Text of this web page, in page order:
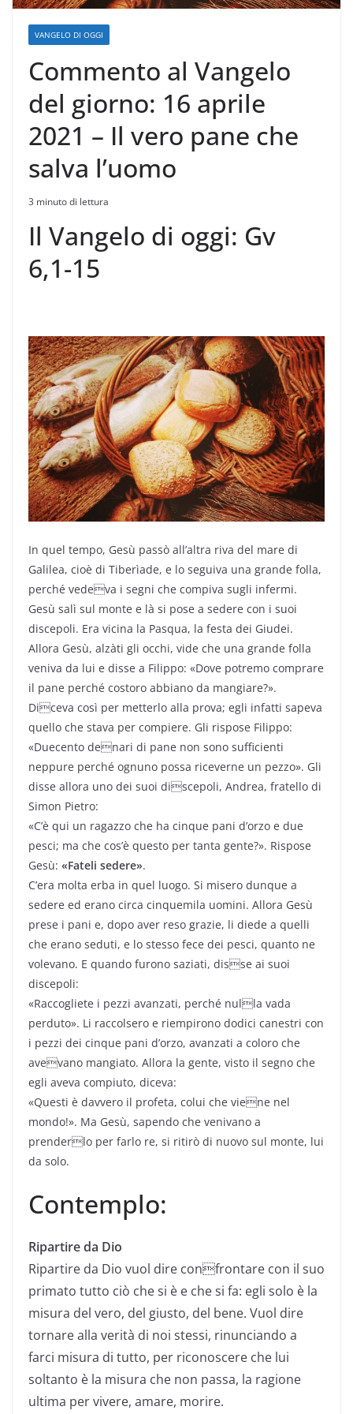
VANGELO DI OGGI
Commento al Vangelo
del giorno: 16 aprile
2021 – Il vero pane che
salva l’uomo
3 minuto di lettura
Il Vangelo di oggi: Gv
6,1-15
In quel tempo, Gesù passò all’altra riva del mare di
Galilea, cioè di Tiberìade, e lo seguiva una grande folla,
perché vedeva i segni che compiva sugli infermi.
Gesù salì sul monte e là si pose a sedere con i suoi
discepoli. Era vicina la Pasqua, la festa dei Giudei.
Allora Gesù, alzàti gli occhi, vide che una grande folla
veniva da lui e disse a Filippo: «Dove potremo comprare
il pane perché costoro abbiano da mangiare?».
Diceva così per metterlo alla prova; egli infatti sapeva
quello che stava per compiere. Gli rispose Filippo:
«Duecento denari di pane non sono sufficienti
neppure perché ognuno possa riceverne un pezzo». Gli
disse allora uno dei suoi discepoli, Andrea, fratello di
Simon Pietro:
«C’è qui un ragazzo che ha cinque pani d’orzo e due
pesci; ma che cos’è questo per tanta gente?». Rispose
Gesù: «Fateli sedere».
C’era molta erba in quel luogo. Si misero dunque a
sedere ed erano circa cinquemila uomini. Allora Gesù
prese i pani e, dopo aver reso grazie, li diede a quelli
che erano seduti, e lo stesso fece dei pesci, quanto ne
volevano. E quando furono saziati, disse ai suoi
discepoli:
«Raccogliete i pezzi avanzati, perché nulla vada
perduto». Li raccolsero e riempirono dodici canestri con
i pezzi dei cinque pani d’orzo, avanzati a coloro che
avevano mangiato. Allora la gente, visto il segno che
egli aveva compiuto, diceva:
«Questi è davvero il profeta, colui che viene nel
mondo!». Ma Gesù, sapendo che venivano a
prenderlo per farlo re, si ritirò di nuovo sul monte, lui
da solo.
Contemplo:
Ripartire da Dio
Ripartire da Dio vuol dire confrontare con il suo
primato tutto ciò che si è e che si fa: egli solo è la
misura del vero, del giusto, del bene. Vuol dire
tornare alla verità di noi stessi, rinunciando a
farci misura di tutto, per riconoscere che lui
soltanto è la misura che non passa, la ragione
ultima per vivere, amare, morire.